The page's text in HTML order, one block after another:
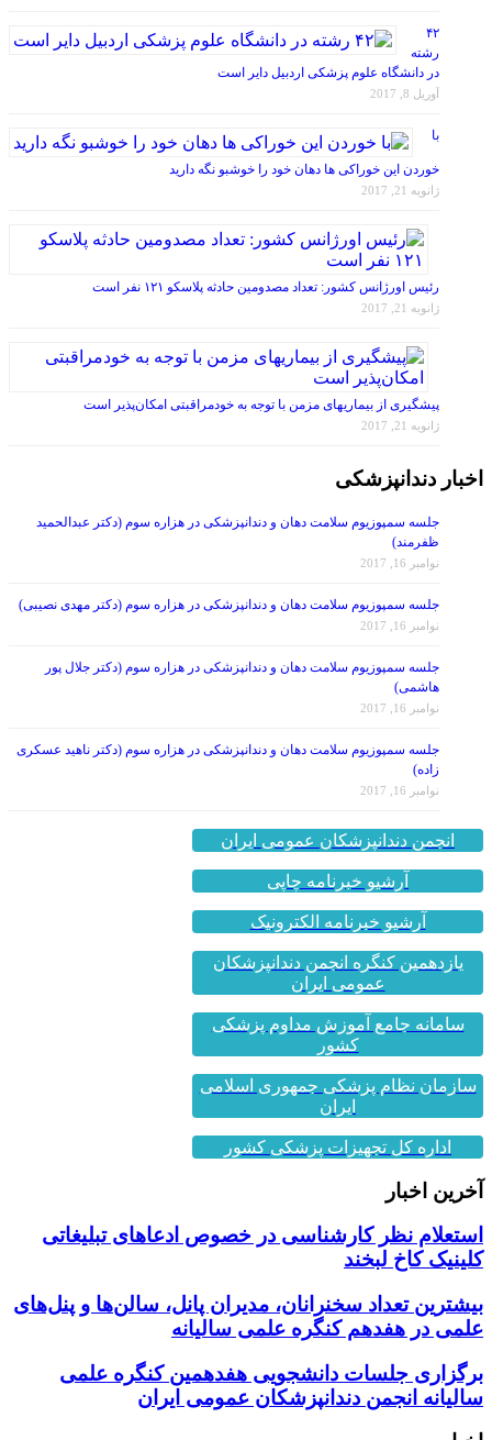
۴۲
رشته
در دانشگاه علوم پزشکی اردبیل دایر است
آوریل 8, 2017
با
خوردن این خوراکی ها دهان خود را خوشبو نگه دارید
ژانویه 21, 2017
رئیس اورژانس کشور: تعداد مصدومین حادثه پلاسکو ۱۲۱ نفر است
ژانویه 21, 2017
پیشگیری از بیماریهای مزمن با توجه به خودمراقبتی امکان‌پذیر است
ژانویه 21, 2017
اخبار دندانپزشکی
جلسه سمپوزیوم سلامت دهان و دندانپزشکی در هزاره سوم (دکتر عبدالحمید
ظفرمند)
نوامبر 16, 2017
جلسه سمپوزیوم سلامت دهان و دندانپزشکی در هزاره سوم (دکتر مهدی نصیبی)
نوامبر 16, 2017
جلسه سمپوزیوم سلامت دهان و دندانپزشکی در هزاره سوم (دکتر جلال پور
هاشمی)
نوامبر 16, 2017
جلسه سمپوزیوم سلامت دهان و دندانپزشکی در هزاره سوم (دکتر ناهید عسکری
زاده)
نوامبر 16, 2017
انجمن دندانپزشکان عمومی ایران
آرشیو خبرنامه چاپی
آرشیو خبرنامه الکترونیک
یازدهمین کنگره انجمن دندانپزشکان
عمومی ایران
سامانه جامع آموزش مداوم پزشکی
کشور
سازمان نظام پزشکی جمهوری اسلامی
ایران
اداره کل تجهیزات پزشکی کشور
آخرین اخبار
استعلام نظر کارشناسی در خصوص ادعاهای تبلیغاتی
کلینیک کاخ لبخند
بیشترین تعداد سخنرانان، مدیران پانل، سالن‌ها و پنل‌های
علمی در هفدهم کنگره علمی سالیانه
برگزاری جلسات دانشجویی هفدهمین کنگره علمی
سالیانه انجمن دندانپزشکان عمومی ایران